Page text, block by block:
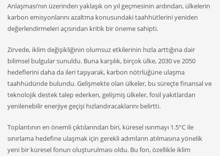
Anlaşması’nın üzerinden yaklaşık on yıl geçmesinin ardından, ülkelerin
karbon emisyonlarını azaltma konusundaki taahhütlerini yeniden
değerlendirmeleri açısından kritik bir öneme sahipti.
Zirvede, iklim değişikliğinin olumsuz etkilerinin hızla arttığına dair
bilimsel bulgular sunuldu. Buna karşılık, birçok ülke, 2030 ve 2050
hedeflerini daha da ileri taşıyarak, karbon nötrlüğüne ulaşma
taahhüdünde bulundu. Gelişmekte olan ülkeler, bu süreçte finansal ve
teknolojik destek talep ederken, gelişmiş ülkeler, fosil yakıtlardan
yenilenebilir enerjiye geçişi hızlandıracaklarını belirtti.
Toplantının en önemli çıktılarından biri, küresel ısınmayı 1.5°C ile
sınırlama hedefine ulaşmak için gerekli adımların atılmasına yönelik
yeni bir küresel fonun oluşturulması oldu. Bu fon, özellikle iklim